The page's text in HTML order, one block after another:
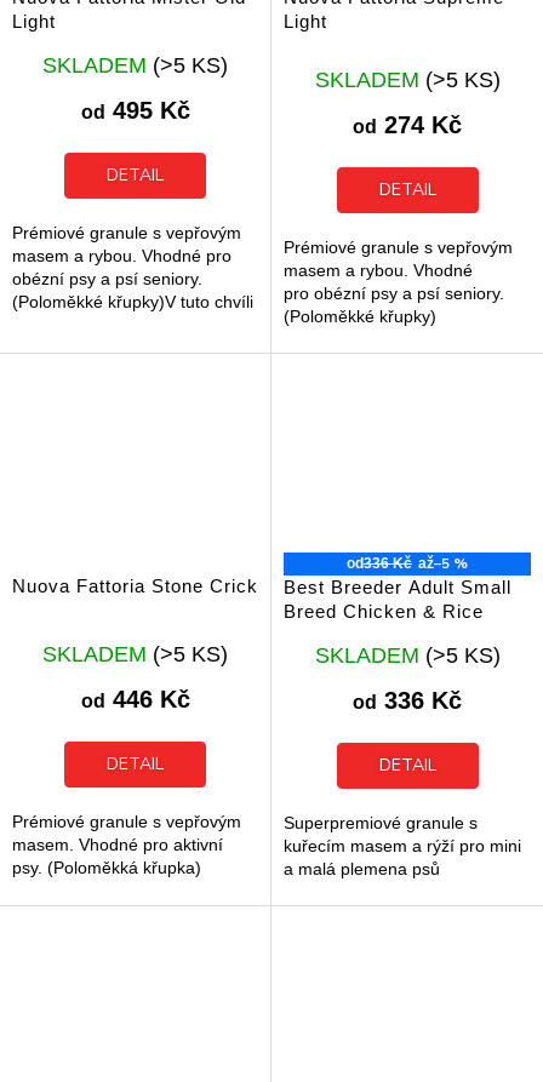
Light
Průměrné
hodnocení
produktu
je
z
SKLADEM (>5 KS)
od 495 Kč
DETAIL
Prémiové granule s vepřovým
masem a rybou. Vhodné pro
obézní psy a psí seniory.
(Poloměkké křupky)V tuto chvíli
Light
SKLADEM (>5 KS)
od 274 Kč
DETAIL
Prémiové granule s vepřovým
masem a rybou. Vhodné
pro obézní psy a psí seniory.
(Poloměkké křupky)
Nuova Fattoria Stone Crick
Průměrné
hodnocení
produktu
je
z
SKLADEM (>5 KS)
od 446 Kč
DETAIL
Prémiové granule s vepřovým
masem. Vhodné pro aktivní
psy. (Poloměkká křupka)
od336 Kč až–5 %
Best Breeder Adult Small
Breed Chicken & Rice
Průměrné
hodnocení
produktu
je
z
SKLADEM (>5 KS)
od 336 Kč
DETAIL
Superpremiové granule s
kuřecím masem a rýží pro mini
a malá plemena psů